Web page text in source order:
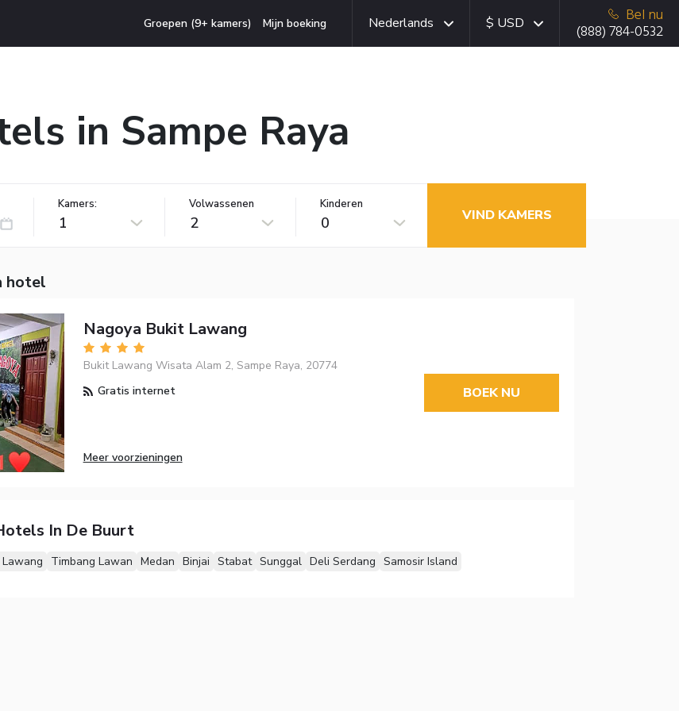
Groepen (9+ kamers) Mijn boeking Nederlands $ USD
Bel nu
(888) 784-0532
in Sampe Raya
Kamers:
1
Volwassenen
2
Kinderen
0 VIND KAMERS
hotel
Nagoya Bukit Lawang
Bukit Lawang Wisata Alam 2, Sampe Raya, 20774
Gratis internet
Meer voorzieningen
BOEK NU
In De Buurt
Timbang Lawan Medan Binjai Stabat Sunggal Deli Serdang Samosir Island